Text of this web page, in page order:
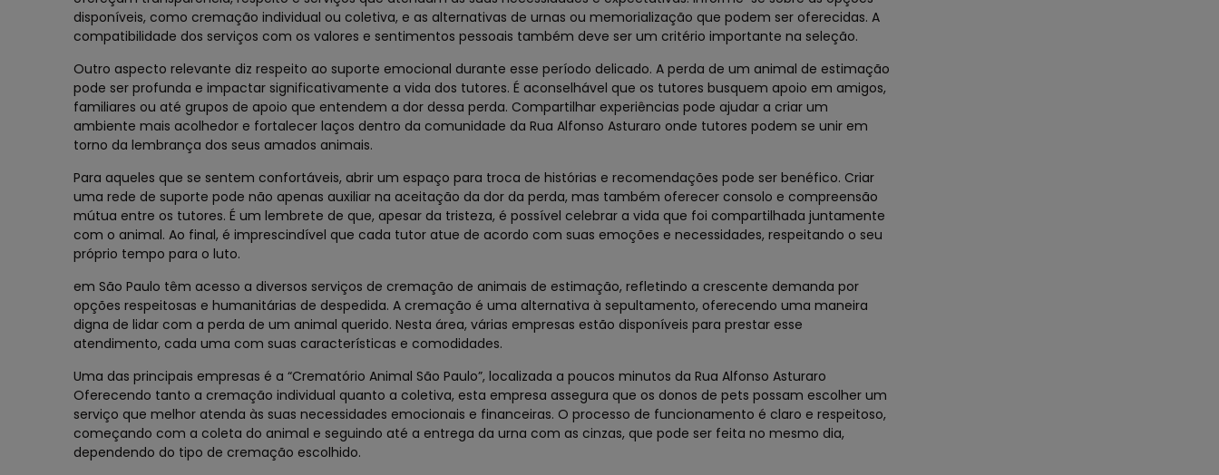
disponíveis, como cremação individual ou coletiva, e as alternativas de urnas ou memorialização que podem ser oferecidas. A
compatibilidade dos serviços com os valores e sentimentos pessoais também deve ser um critério importante na seleção.
Outro aspecto relevante diz respeito ao suporte emocional durante esse período delicado. A perda de um animal de estimação
pode ser profunda e impactar significativamente a vida dos tutores. É aconselhável que os tutores busquem apoio em amigos,
familiares ou até grupos de apoio que entendem a dor dessa perda. Compartilhar experiências pode ajudar a criar um
ambiente mais acolhedor e fortalecer laços dentro da comunidade da Rua Alfonso Asturaro onde tutores podem se unir em
torno da lembrança dos seus amados animais.
Para aqueles que se sentem confortáveis, abrir um espaço para troca de histórias e recomendações pode ser benéfico. Criar
uma rede de suporte pode não apenas auxiliar na aceitação da dor da perda, mas também oferecer consolo e compreensão
mútua entre os tutores. É um lembrete de que, apesar da tristeza, é possível celebrar a vida que foi compartilhada juntamente
com o animal. Ao final, é imprescindível que cada tutor atue de acordo com suas emoções e necessidades, respeitando o seu
próprio tempo para o luto.
em São Paulo têm acesso a diversos serviços de cremação de animais de estimação, refletindo a crescente demanda por
opções respeitosas e humanitárias de despedida. A cremação é uma alternativa à sepultamento, oferecendo uma maneira
digna de lidar com a perda de um animal querido. Nesta área, várias empresas estão disponíveis para prestar esse
atendimento, cada uma com suas características e comodidades.
Uma das principais empresas é a “Crematório Animal São Paulo”, localizada a poucos minutos da Rua Alfonso Asturaro
Oferecendo tanto a cremação individual quanto a coletiva, esta empresa assegura que os donos de pets possam escolher um
serviço que melhor atenda às suas necessidades emocionais e financeiras. O processo de funcionamento é claro e respeitoso,
começando com a coleta do animal e seguindo até a entrega da urna com as cinzas, que pode ser feita no mesmo dia,
dependendo do tipo de cremação escolhido.